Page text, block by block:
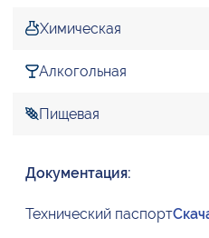
Химическая
Алкогольная
Пищевая
Документация:
Технический паспорт